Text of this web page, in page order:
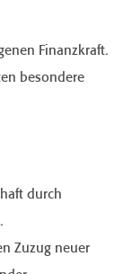
Finanzkraft.
besondere
durch
Zuzug neuer